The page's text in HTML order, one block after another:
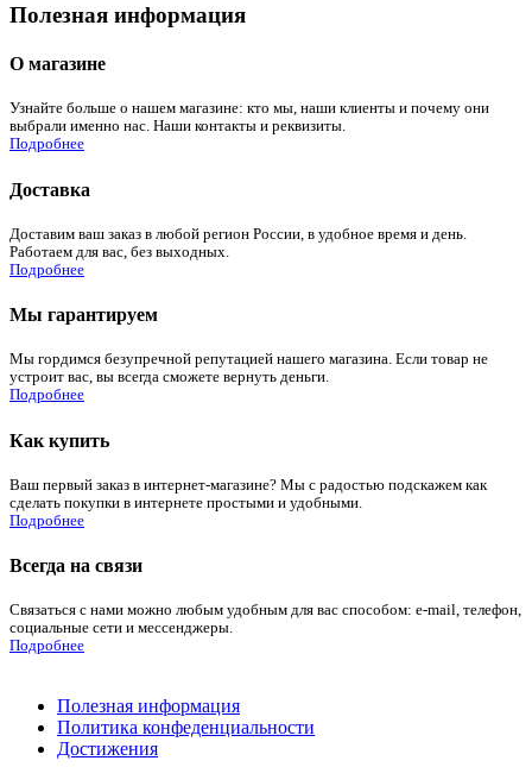
Полезная информация
О магазине
Узнайте больше о нашем магазине: кто мы, наши клиенты и почему они
выбрали именно нас. Наши контакты и реквизиты.
Подробнее
Доставка
Доставим ваш заказ в любой регион России, в удобное время и день.
Работаем для вас, без выходных.
Подробнее
Мы гарантируем
Мы гордимся безупречной репутацией нашего магазина. Если товар не
устроит вас, вы всегда сможете вернуть деньги.
Подробнее
Как купить
Ваш первый заказ в интернет-магазине? Мы с радостью подскажем как
сделать покупки в интернете простыми и удобными.
Подробнее
Всегда на связи
Связаться с нами можно любым удобным для вас способом: e-mail, телефон,
социальные сети и мессенджеры.
Подробнее
Полезная информация
Политика конфеденциальности
Достижения